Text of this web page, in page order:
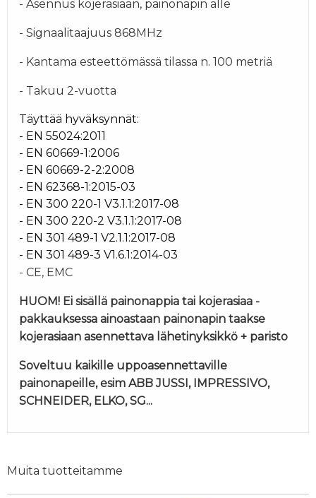
- Asennus kojerasiaan, painonapin alle
- Signaalitaajuus 868MHz
- Kantama esteettömässä tilassa n. 100 metriä
- Takuu 2-vuotta
Täyttää hyväksynnät:
- EN 55024:2011
- EN 60669-1:2006
- EN 60669-2-2:2008
- EN 62368-1:2015-03
- EN 300 220-1 V3.1.1:2017-08
- EN 300 220-2 V3.1.1:2017-08
- EN 301 489-1 V2.1.1:2017-08
- EN 301 489-3 V1.6.1:2014-03
- CE, EMC
HUOM! Ei sisällä painonappia tai kojerasiaa -
pakkauksessa ainoastaan painonapin taakse
kojerasiaan asennettava lähetinyksikkö + paristo
Soveltuu kaikille uppoasennettaville
painonapeille, esim ABB JUSSI, IMPRESSIVO,
SCHNEIDER, ELKO, SG...
Muita tuotteitamme